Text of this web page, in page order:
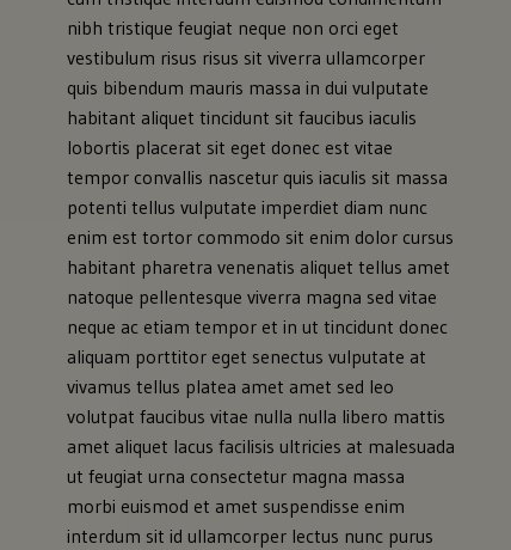
nibh tristique feugiat neque non orci eget
vestibulum risus risus sit viverra ullamcorper
quis bibendum mauris massa in dui vulputate
habitant aliquet tincidunt sit faucibus iaculis
lobortis placerat sit eget donec est vitae
tempor convallis nascetur quis iaculis sit massa
potenti tellus vulputate imperdiet diam nunc
enim est tortor commodo sit enim dolor cursus
habitant pharetra venenatis aliquet tellus amet
natoque pellentesque viverra magna sed vitae
neque ac etiam tempor et in ut tincidunt donec
aliquam porttitor eget senectus vulputate at
vivamus tellus platea amet amet sed leo
volutpat faucibus vitae nulla nulla libero mattis
amet aliquet lacus facilisis ultricies at malesuada
ut feugiat urna consectetur magna massa
morbi euismod et amet suspendisse enim
interdum sit id ullamcorper lectus nunc purus